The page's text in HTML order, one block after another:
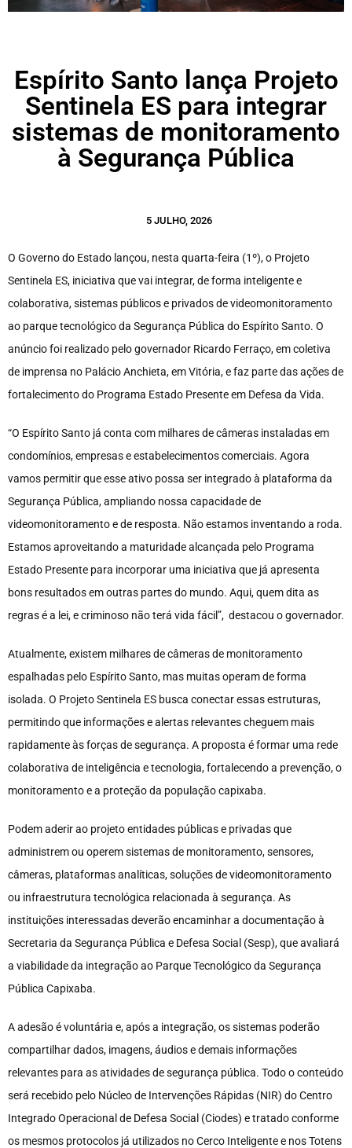
Espírito Santo lança Projeto
Sentinela ES para integrar
sistemas de monitoramento
à Segurança Pública
5 JULHO, 2026
O Governo do Estado lançou, nesta quarta-feira (1º), o Projeto
Sentinela ES, iniciativa que vai integrar, de forma inteligente e
colaborativa, sistemas públicos e privados de videomonitoramento
ao parque tecnológico da Segurança Pública do Espírito Santo. O
anúncio foi realizado pelo governador Ricardo Ferraço, em coletiva
de imprensa no Palácio Anchieta, em Vitória, e faz parte das ações de
fortalecimento do Programa Estado Presente em Defesa da Vida.
“O Espírito Santo já conta com milhares de câmeras instaladas em
condomínios, empresas e estabelecimentos comerciais. Agora
vamos permitir que esse ativo possa ser integrado à plataforma da
Segurança Pública, ampliando nossa capacidade de
videomonitoramento e de resposta. Não estamos inventando a roda.
Estamos aproveitando a maturidade alcançada pelo Programa
Estado Presente para incorporar uma iniciativa que já apresenta
bons resultados em outras partes do mundo. Aqui, quem dita as
regras é a lei, e criminoso não terá vida fácil”, destacou o governador.
Atualmente, existem milhares de câmeras de monitoramento
espalhadas pelo Espírito Santo, mas muitas operam de forma
isolada. O Projeto Sentinela ES busca conectar essas estruturas,
permitindo que informações e alertas relevantes cheguem mais
rapidamente às forças de segurança. A proposta é formar uma rede
colaborativa de inteligência e tecnologia, fortalecendo a prevenção, o
monitoramento e a proteção da população capixaba.
Podem aderir ao projeto entidades públicas e privadas que
administrem ou operem sistemas de monitoramento, sensores,
câmeras, plataformas analíticas, soluções de videomonitoramento
ou infraestrutura tecnológica relacionada à segurança. As
instituições interessadas deverão encaminhar a documentação à
Secretaria da Segurança Pública e Defesa Social (Sesp), que avaliará
a viabilidade da integração ao Parque Tecnológico da Segurança
Pública Capixaba.
A adesão é voluntária e, após a integração, os sistemas poderão
compartilhar dados, imagens, áudios e demais informações
relevantes para as atividades de segurança pública. Todo o conteúdo
será recebido pelo Núcleo de Intervenções Rápidas (NIR) do Centro
Integrado Operacional de Defesa Social (Ciodes) e tratado conforme
os mesmos protocolos já utilizados no Cerco Inteligente e nos Totens